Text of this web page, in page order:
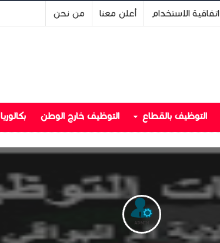
اتفاقية الاستخدام أعلن معنا من نحن
التوظيف بالقطاع التوظيف خارج الوطن بكالوريا